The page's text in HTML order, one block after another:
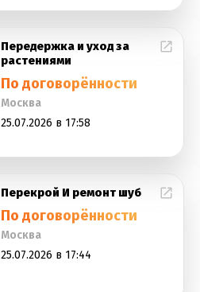
Передержка и уход за
растениями
По договорённости
Москва
25.07.2026 в 17:58
Перекрой И ремонт шуб
По договорённости
Москва
25.07.2026 в 17:44